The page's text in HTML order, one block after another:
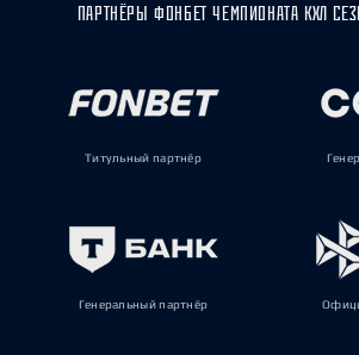
ПАРТНЁРЫ ФОНБЕТ ЧЕМПИОНАТА КХЛ
Титульный партнёр
Генеральный партнёр